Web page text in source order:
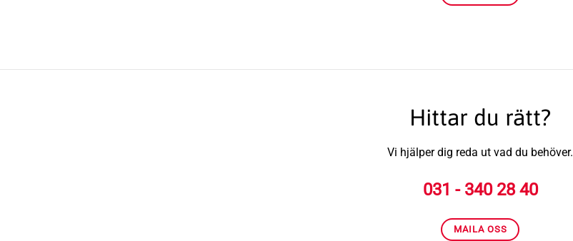
Hittar du rätt?
Vi hjälper dig reda ut vad du behöver.
031 - 340 28 40
MAILA OSS